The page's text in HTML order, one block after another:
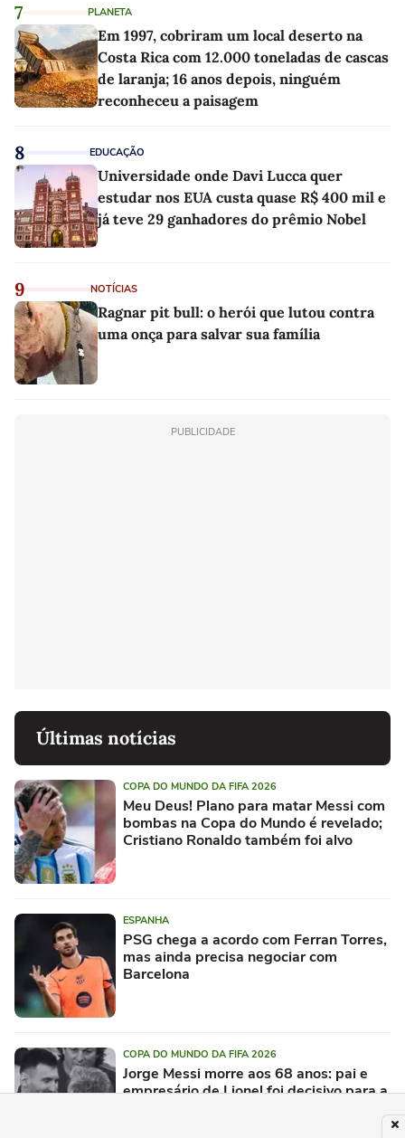
7 PLANETA
Em 1997, cobriram um local deserto na
Costa Rica com 12.000 toneladas de cascas
de laranja; 16 anos depois, ninguém
reconheceu a paisagem
8 EDUCAÇÃO
Universidade onde Davi Lucca quer
estudar nos EUA custa quase R$ 400 mil e
já teve 29 ganhadores do prêmio Nobel
9 NOTÍCIAS
Ragnar pit bull: o herói que lutou contra
uma onça para salvar sua família
PUBLICIDADE
Últimas notícias
COPA DO MUNDO DA FIFA 2026
Meu Deus! Plano para matar Messi com
bombas na Copa do Mundo é revelado;
Cristiano Ronaldo também foi alvo
ESPANHA
PSG chega a acordo com Ferran Torres,
mas ainda precisa negociar com
Barcelona
COPA DO MUNDO DA FIFA 2026
Jorge Messi morre aos 68 anos: pai e
empresário de Lionel foi decisivo para a